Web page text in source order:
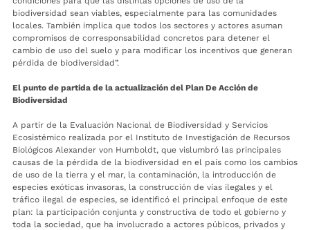
biodiversidad sean viables, especialmente para las comunidades
locales. También implica que todos los sectores y actores asuman
compromisos de corresponsabilidad concretos para detener el
cambio de uso del suelo y para modificar los incentivos que generan
pérdida de biodiversidad”.
El punto de partida de la actualización del Plan De Acción de
Biodiversidad
A partir de la Evaluación Nacional de Biodiversidad y Servicios
Ecosistémico realizada por el Instituto de Investigación de Recursos
Biológicos Alexander von Humboldt, que vislumbró las principales
causas de la pérdida de la biodiversidad en el país como los cambios
de uso de la tierra y el mar, la contaminación, la introducción de
especies exóticas invasoras, la construcción de vías ilegales y el
tráfico ilegal de especies, se identificó el principal enfoque de este
plan: la participación conjunta y constructiva de todo el gobierno y
toda la sociedad, que ha involucrado a actores púbicos, privados y